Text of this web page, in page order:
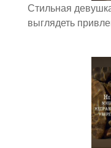
Стильная
выглядеть